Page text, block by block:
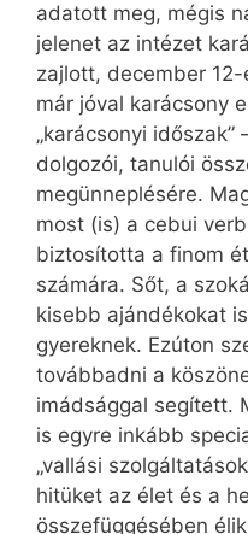
adatott meg, mégis
jelenet az intézet
zajlott, december
már jóval karácsony
„karácsonyi
dolgozói, tanulói
megünneplésére.
most (is) a cebui
biztosította a finom
számára. Sőt, a
kisebb ajándékokat
gyereknek. Ezúton
továbbadni a
imádsággal segített.
is egyre inkább
„vallási
hitüket az élet és a
összefüggésében